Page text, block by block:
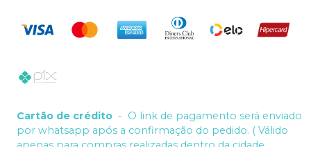
Cartão de crédito - O link de pagamento será enviado
por whatsapp após a confirmação do pedido. ( Válido